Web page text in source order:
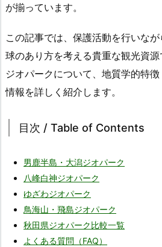
が揃っています。
この記事では、保護活動を行いな
球のあり方を考える貴重な観光資
ジオパークについて、地質学的特
情報を詳しく紹介します。
目次 / Table of Contents
男鹿半島・大潟ジオパーク
八峰白神ジオパーク
ゆざわジオパーク
鳥海山・飛島ジオパーク
秋田県ジオパーク比較一覧
よくある質問（FAQ）